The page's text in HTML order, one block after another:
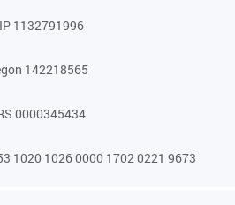
1132791996
142218565
0000345434
1020 1026 0000 1702 0221 9673